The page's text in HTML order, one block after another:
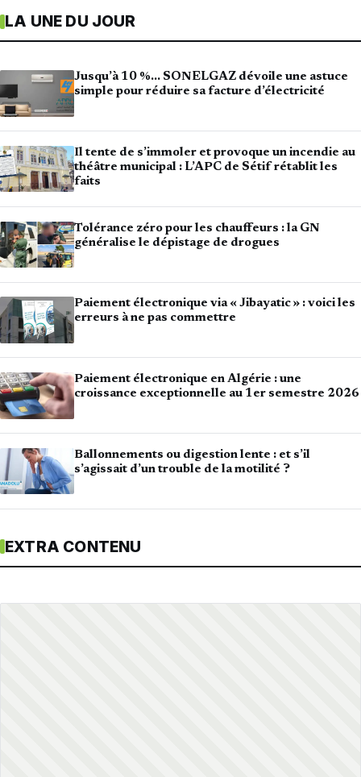
LA UNE DU JOUR
Jusqu’à 10 %… SONELGAZ dévoile une astuce
simple pour réduire sa facture d’électricité
Il tente de s’immoler et provoque un incendie au
théâtre municipal : L’APC de Sétif rétablit les
faits
Tolérance zéro pour les chauffeurs : la GN
généralise le dépistage de drogues
Paiement électronique via « Jibayatic » : voici les
erreurs à ne pas commettre
Paiement électronique en Algérie : une
croissance exceptionnelle au 1er semestre 2026
Ballonnements ou digestion lente : et s’il
s’agissait d’un trouble de la motilité ?
EXTRA CONTENU